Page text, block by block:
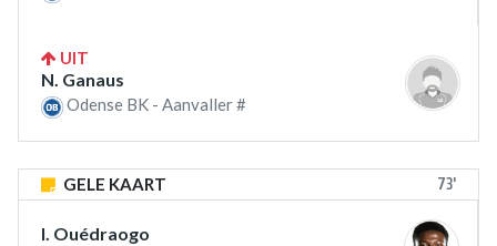
UIT
N. Ganaus
Odense BK - Aanvaller #
GELE KAART 73'
I. Ouédraogo